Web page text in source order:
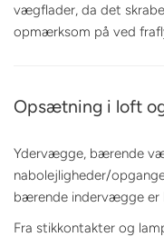
vægflader, da det
opmærksom på ved
Opsætning i loft
Ydervægge, bærende
nabolejligheder/
bærende indervægge er
Fra stikkontakter og